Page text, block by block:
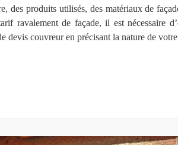
des produits utilisés, des matériaux de
ravalement de façade, il est nécessaire
devis couvreur en précisant la nature de